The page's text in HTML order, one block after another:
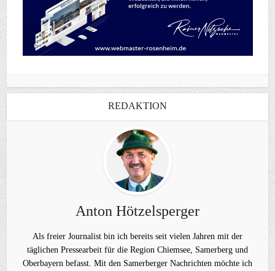
REDAKTION
Anton Hötzelsperger
Als freier Journalist bin ich bereits seit vielen Jahren mit der
täglichen Pressearbeit für die Region Chiemsee, Samerberg und
Oberbayern befasst. Mit den Samerberger Nachrichten möchte ich